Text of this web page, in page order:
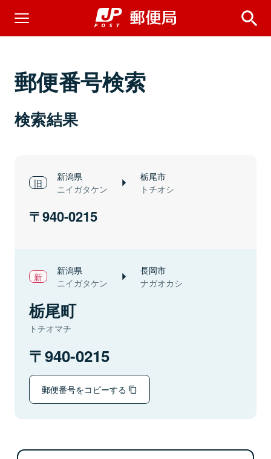
郵便番号検索
検索結果
新潟県
ニイガタケン
栃尾市
トチオシ
940-0215
新潟県
ニイガタケン
長岡市
ナガオカシ
栃尾町
トチオマチ
940-0215
郵便番号をコピーする